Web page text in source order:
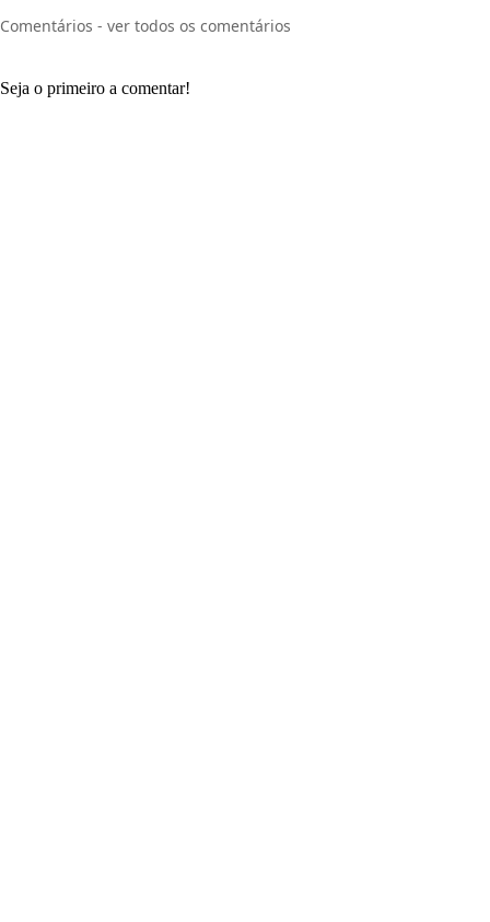
Comentários - ver todos os comentários
Seja o primeiro a comentar!